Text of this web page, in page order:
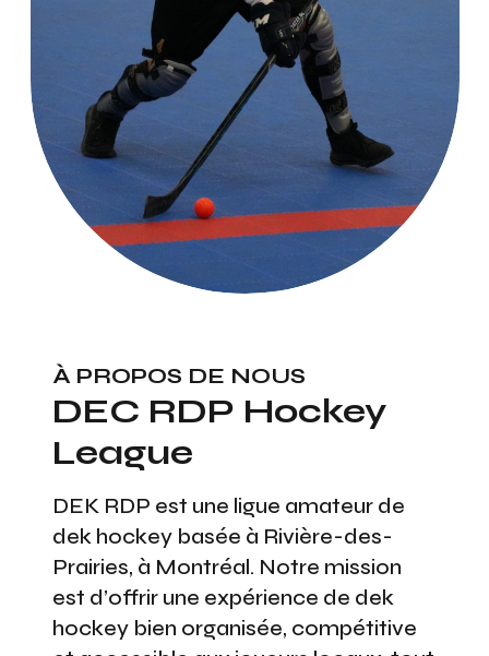
À PROPOS DE NOUS
DEC RDP Hockey
League
DEK RDP est une ligue amateur de
dek hockey basée à Rivière-des-
Prairies, à Montréal. Notre mission
est d’offrir une expérience de dek
hockey bien organisée, compétitive